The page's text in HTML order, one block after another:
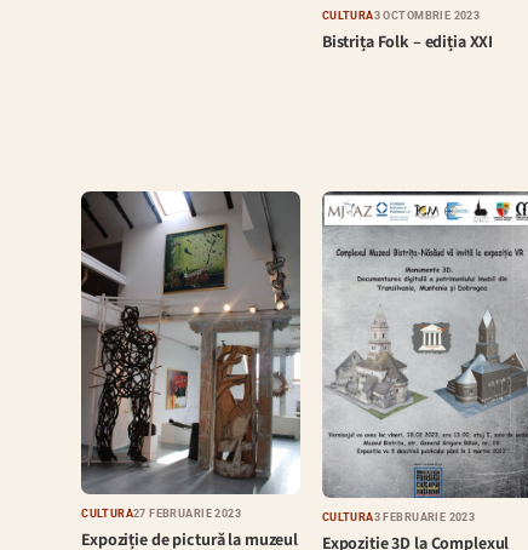
CULTURĂ3 OCTOMBRIE 2023
Bistrița Folk – ediția XXI
CULTURĂ27 FEBRUARIE 2023
Expoziție de pictură la muzeul
CULTURĂ3 FEBRUARIE 2023
Expoziție 3D la Complexul